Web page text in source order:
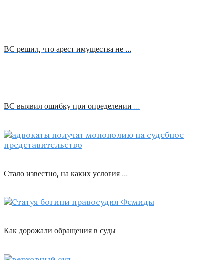
ВС решил, что арест имущества не …
ВС выявил ошибку при определении …
Стало известно, на каких условия …
Как дорожали обращения в суды